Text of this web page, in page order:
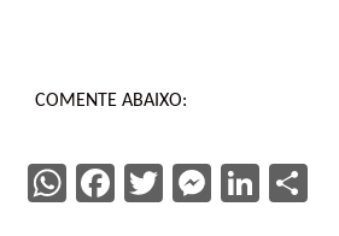
COMENTE ABAIXO:
WhatsApp
Facebook
Twitter